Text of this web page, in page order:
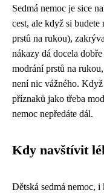
Sedmá nemoc je sice
cest, ale když si
prstů na rukou),
nákazy dá docela
modrání prstů na
není nic vážného.
příznaků jako třeba
nemoc nepředáte dál.
Kdy navštívit
Dětská sedmá nemoc,